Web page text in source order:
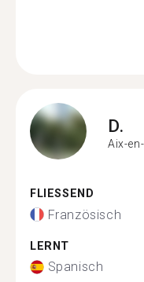
D.
Aix-
FLIESSEND
Französisch
LERNT
Spanisch